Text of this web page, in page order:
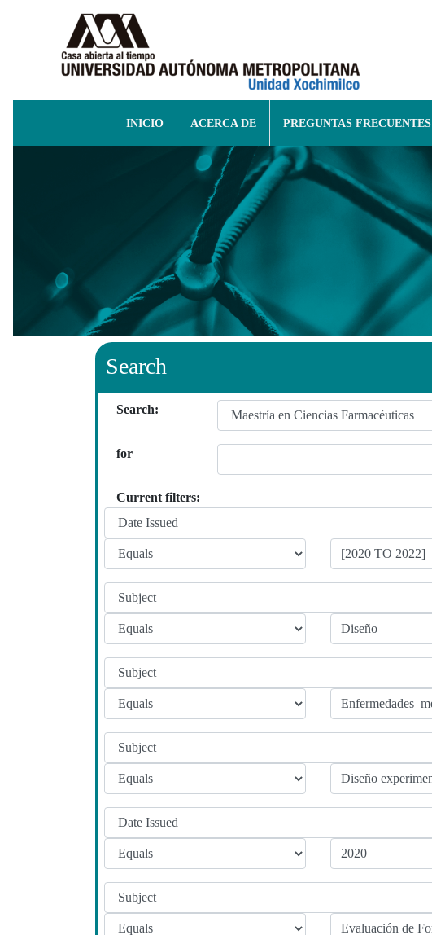
INICIO ACERCA DE PREGUNTAS FRECUENTES
Search
Search:
for
Current filters: